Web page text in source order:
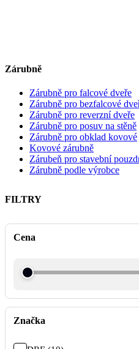
Zárubně
Zárubně pro falcové dveře
Zárubně pro bezfalcové
Zárubně pro reverzní dveře
Zárubně pro posuv na stěně
Zárubně pro obklad kovové
Kovové zárubně
Zárubeň pro stavební
Zárubně podle výrobce
FILTRY
Cena
Značka